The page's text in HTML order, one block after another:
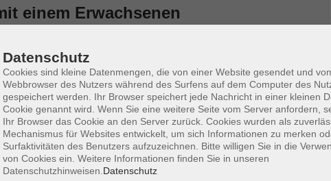
einem Erwachsenen
Begleitperson
Elternteil anmelden und Namen des Kindes angeben.
Eintrittsgebühr von 22,50 € an.
Datenschutz
Cookies sind kleine Datenmengen, die von einer Website gesendet und
Webbrowser des Nutzers während des Surfens auf dem Computer des
gespeichert werden. Ihr Browser speichert jede Nachricht in einer kleinen
Cookie genannt wird. Wenn Sie eine weitere Seite vom Server anfordern,
Ihr Browser das Cookie an den Server zurück. Cookies wurden als
Mechanismus für Websites entwickelt, um sich Informationen zu merken
Surfaktivitäten des Benutzers aufzuzeichnen. Bitte willigen Sie in die
von Cookies ein. Weitere Informationen finden Sie in unseren
Datenschutzhinweisen. Datenschutz